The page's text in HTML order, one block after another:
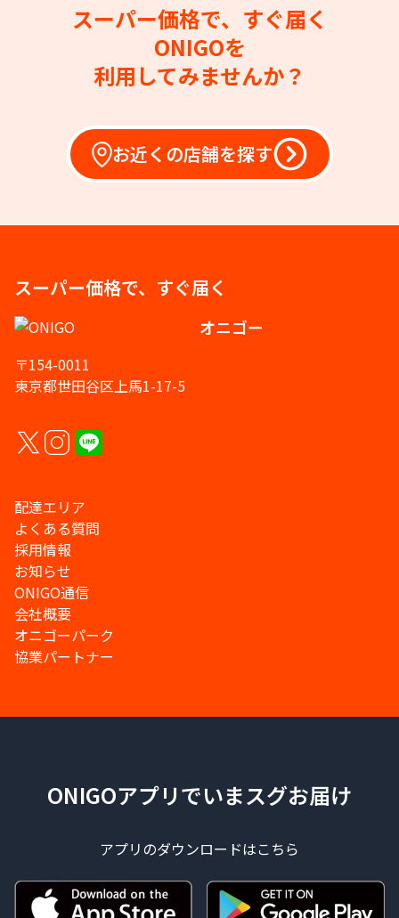
スーパー価格で、すぐ届く
ONIGOを
利用してみませんか？
お近くの店舗を探す
スーパー価格で、すぐ届く
オニゴー
〒154-0011
東京都世田谷区上馬1-17-5
配達エリア
よくある質問
採用情報
お知らせ
ONIGO通信
会社概要
オニゴーパーク
協業パートナー
ONIGOアプリでいまスグお届け
アプリのダウンロードはこちら